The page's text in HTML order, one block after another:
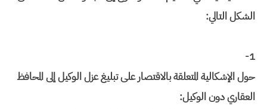
الشكل التالي:
1-
حول الإشكالية المتعلقة بالاقتصار على تبليغ عزل الوكيل إلى المحافظ
العقاري دون الوكيل: